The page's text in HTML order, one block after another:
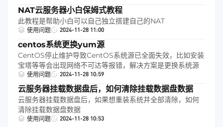
NAT云服务器小白保姆式教程
此教程是帮助小白可以自己独立搭建自己的NAT
使用问题 2024-11-28 11:00
centos系统更换yum源
CentOS停止维护导致CentOS系统源已全面失效，比如安装
宝塔等等会出现网络不可达等报错，解决方案是更换系统源
使用问题 2024-11-28 10:59
云服务器挂载数据盘后，如何清除挂载数据盘数据
云服务器挂载数据盘后，如果想重装系统并全部清除，如何
清除挂载数据盘数据
使用问题 2024-11-28 10:53